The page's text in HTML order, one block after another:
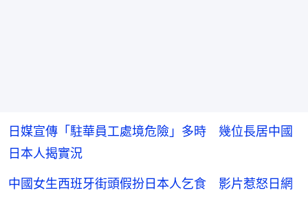
日媒宣傳「駐華員工處境危險」多時 幾位長居中國
日本人揭實況
中國女生西班牙街頭假扮日本人乞食 影片惹怒日網